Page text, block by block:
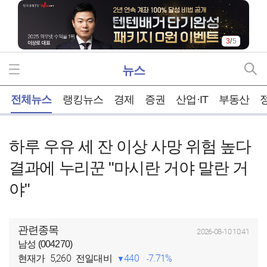
3/5
뉴스
전체뉴스 랭킹뉴스 경제 증권 산업·IT 부동산
하루 우유 세 잔 이상 사망 위험 높다
결과에 누리꾼 "마시란 거야 말란 거
야"
관련종목 2026-08-10 10:41
남성 (004270)
현재가 5,260 전일대비 440 7.71%